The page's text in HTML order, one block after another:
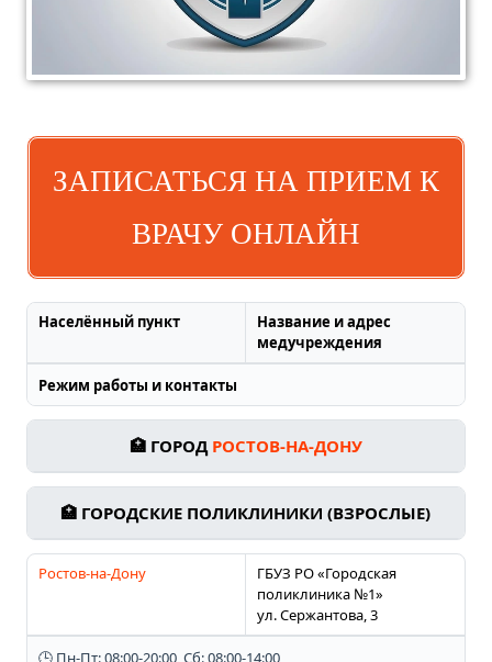
ЗАПИСАТЬСЯ НА ПРИЕМ К
ВРАЧУ ОНЛАЙН
Населённый пункт
Название и адрес
медучреждения
Режим работы и контакты
🏥 ГОРОД РОСТОВ-НА-ДОНУ
🏥 ГОРОДСКИЕ ПОЛИКЛИНИКИ (ВЗРОСЛЫЕ)
Ростов-на-Дону
ГБУЗ РО «Городская
поликлиника №1»
ул. Сержантова, 3
🕒 Пн-Пт: 08:00-20:00, Сб: 08:00-14:00